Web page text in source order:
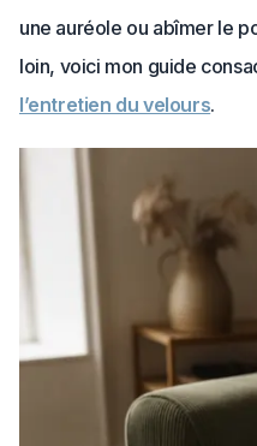
une auréole ou abîmer le
loin, voici mon guide
l’entretien du velours.